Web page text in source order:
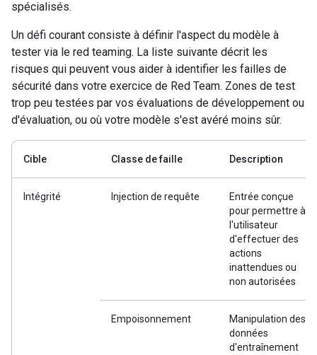
spécialisés.
Un défi courant consiste à définir l'aspect du modèle à
tester via le red teaming. La liste suivante décrit les
risques qui peuvent vous aider à identifier les failles de
sécurité dans votre exercice de Red Team. Zones de test
trop peu testées par vos évaluations de développement ou
d'évaluation, ou où votre modèle s'est avéré moins sûr.
Cible Classe de faille Description
Intégrité Injection de requête
Entrée conçue
pour permettre à
l'utilisateur
d'effectuer des
actions
inattendues ou
non autorisées
Empoisonnement
Manipulation des
données
d'entraînement